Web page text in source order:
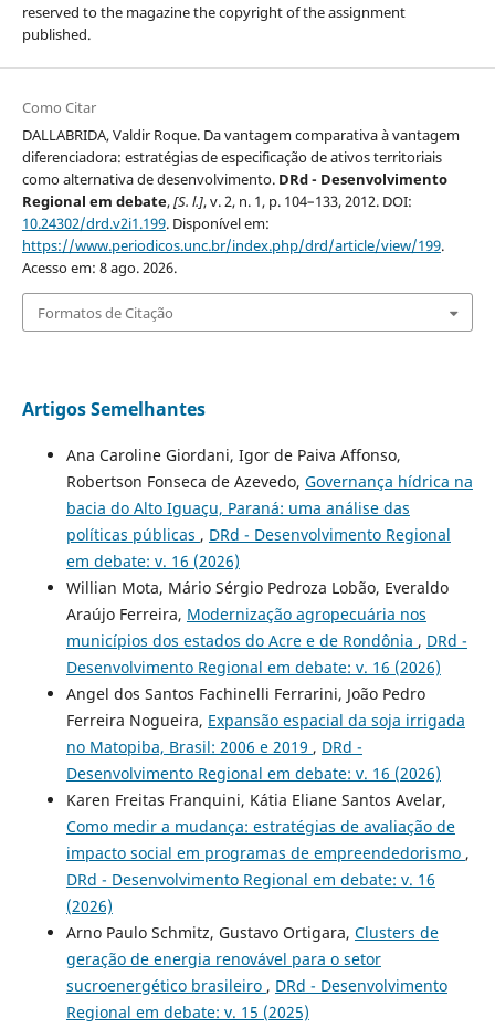
reserved to the magazine the copyright of the assignment
published.
Como Citar
DALLABRIDA, Valdir Roque. Da vantagem comparativa à vantagem
diferenciadora: estratégias de especificação de ativos territoriais
como alternativa de desenvolvimento. DRd - Desenvolvimento
Regional em debate,[S. l.], v. 2, n. 1, p. 104–133, 2012. DOI:
10.24302/drd.v2i1.199. Disponível em:
https://www.periodicos.unc.br/index.php/drd/article/view/199.
Acesso em: 8 ago. 2026.
Formatos de Citação
Artigos Semelhantes
Ana Caroline Giordani, Igor de Paiva Affonso,
Robertson Fonseca de Azevedo, Governança hídrica na
bacia do Alto Iguaçu, Paraná: uma análise das
políticas públicas , DRd - Desenvolvimento Regional
em debate: v. 16 (2026)
Willian Mota, Mário Sérgio Pedroza Lobão, Everaldo
Araújo Ferreira, Modernização agropecuária nos
municípios dos estados do Acre e de Rondônia , DRd -
Desenvolvimento Regional em debate: v. 16 (2026)
Angel dos Santos Fachinelli Ferrarini, João Pedro
Ferreira Nogueira, Expansão espacial da soja irrigada
no Matopiba, Brasil: 2006 e 2019 , DRd -
Desenvolvimento Regional em debate: v. 16 (2026)
Karen Freitas Franquini, Kátia Eliane Santos Avelar,
Como medir a mudança: estratégias de avaliação de
impacto social em programas de empreendedorismo ,
DRd - Desenvolvimento Regional em debate: v. 16
(2026)
Arno Paulo Schmitz, Gustavo Ortigara, Clusters de
geração de energia renovável para o setor
sucroenergético brasileiro , DRd - Desenvolvimento
Regional em debate: v. 15 (2025)